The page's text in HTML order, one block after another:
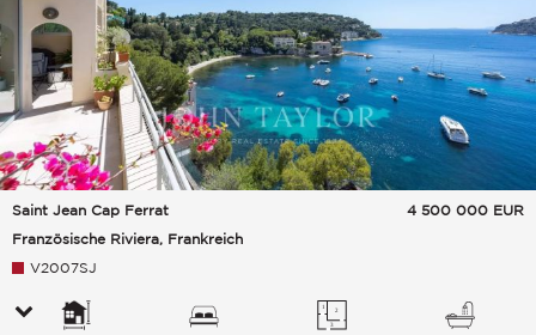
Saint Jean Cap Ferrat
Französische Riviera, Frankreich
4 500 000 EUR
V2007SJ